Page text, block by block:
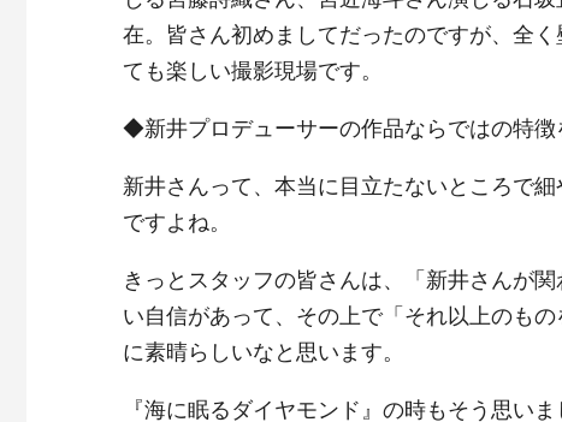
在。皆さん初めましてだったのですが、全
ても楽しい撮影現場です。
◆新井プロデューサーの作品ならではの特徴
新井さんって、本当に目立たないところで
ですよね。
きっとスタッフの皆さんは、「新井さんが
い自信があって、その上で「それ以上のも
に素晴らしいなと思います。
『海に眠るダイヤモンド』の時もそう思い